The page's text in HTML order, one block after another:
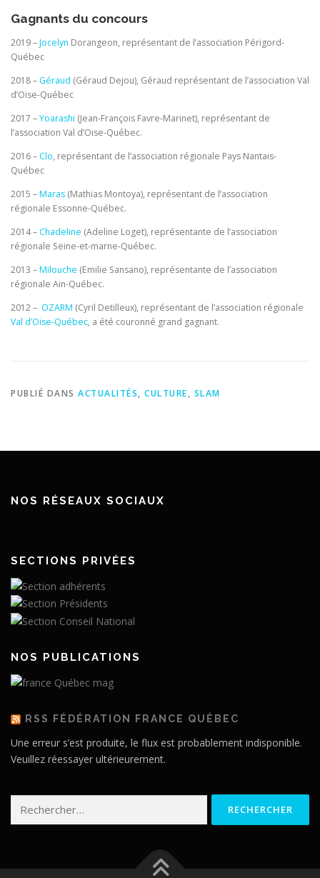
Gagnants du concours
2019 –Jocelyn Dorangeon, représentant de l’association Périgord-
Québec
2018 – Géraud (Géraud Dejou), Géraud représentant de l’association Val
d’Oise-Québec
2017 –Yoarashi (Jean-François Favre-Marinet), représentant de
l’association Val d’Oise-Québec.
2016 – Clo, représentant de l’association régionale Pays Nantais-
Québec
2015 –Maras (Mathias Montoya), représentant de l’association
régionale Essonne-Québec.
2014 – Chadeline (Adeline Loget), représentante de l’association
régionale Seine-et-marne-Québec.
2013 –Milouche (Emilie Sansano), représentante de l’association
régionale Ain-Québec.
2012 – OZARM (Cyril Detilleux), représentant de l’association régionale
Val d’Oise-Québec, a été couronné grand gagnant.
PUBLIÉ DANS ACTUALITÉS, CULTURE, SLAM
NOS RÉSEAUX SOCIAUX
SECTIONS PRIVÉES
NOS PUBLICATIONS
RSS FÉDÉRATION FRANCE QUÉBEC
Une erreur s’est produite, le flux est probablement indisponible.
Veuillez réessayer ultérieurement.
Rechercher :